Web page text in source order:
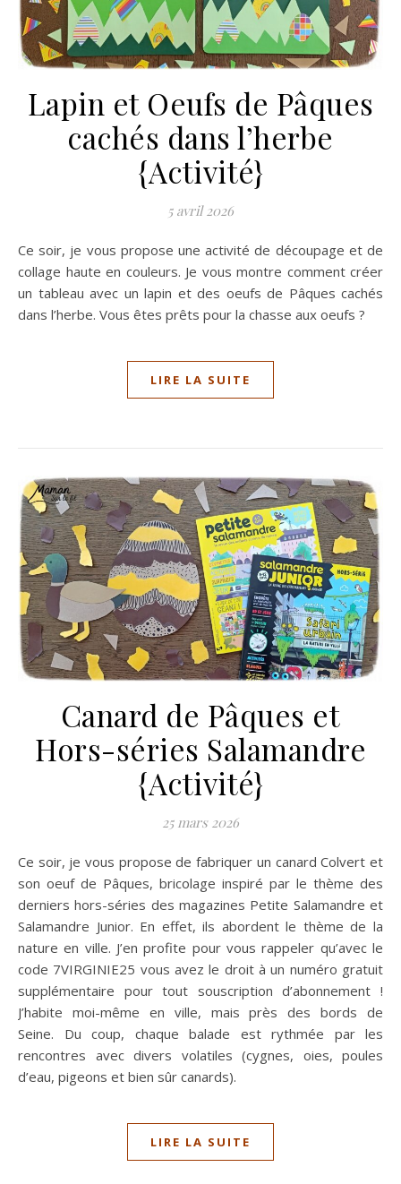
Lapin et Oeufs de Pâques
cachés dans l’herbe
{Activité}
5 avril 2026
Ce soir, je vous propose une activité de découpage et de
collage haute en couleurs. Je vous montre comment créer
un tableau avec un lapin et des oeufs de Pâques cachés
dans l’herbe. Vous êtes prêts pour la chasse aux oeufs ?
LIRE LA SUITE
Canard de Pâques et
Hors-séries Salamandre
{Activité}
25 mars 2026
Ce soir, je vous propose de fabriquer un canard Colvert et
son oeuf de Pâques, bricolage inspiré par le thème des
derniers hors-séries des magazines Petite Salamandre et
Salamandre Junior. En effet, ils abordent le thème de la
nature en ville. J’en profite pour vous rappeler qu’avec le
code 7VIRGINIE25 vous avez le droit à un numéro gratuit
supplémentaire pour tout souscription d’abonnement !
J’habite moi-même en ville, mais près des bords de
Seine. Du coup, chaque balade est rythmée par les
rencontres avec divers volatiles (cygnes, oies, poules
d’eau, pigeons et bien sûr canards).
LIRE LA SUITE